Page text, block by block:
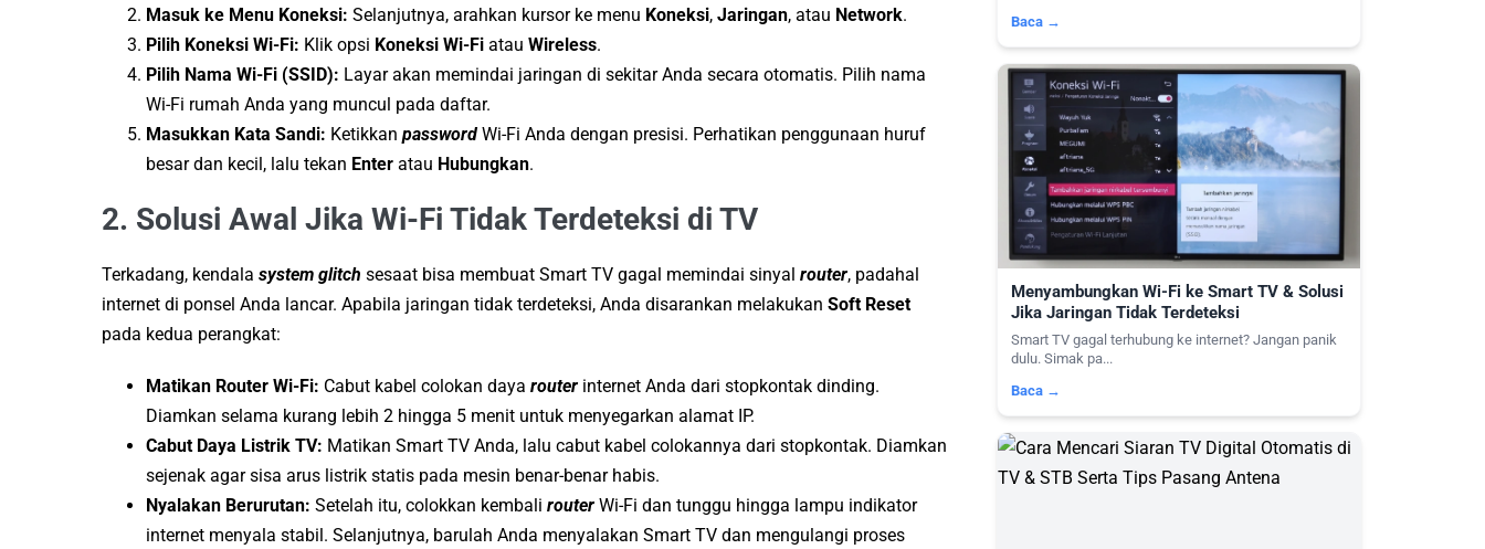
Masuk ke Menu Koneksi: Selanjutnya, arahkan kursor ke menu Koneksi, Jaringan, atau Network.
Pilih Koneksi Wi-Fi: Klik opsi Koneksi Wi-Fi atau Wireless.
Pilih Nama Wi-Fi (SSID): Layar akan memindai jaringan di sekitar Anda secara otomatis. Pilih nama
Wi-Fi rumah Anda yang muncul pada daftar.
Masukkan Kata Sandi: Ketikkan password Wi-Fi Anda dengan presisi. Perhatikan penggunaan huruf
besar dan kecil, lalu tekan Enter atau Hubungkan.
2. Solusi Awal Jika Wi-Fi Tidak Terdeteksi di TV
Terkadang, kendala system glitch sesaat bisa membuat Smart TV gagal memindai sinyal router, padahal
internet di ponsel Anda lancar. Apabila jaringan tidak terdeteksi, Anda disarankan melakukan Soft Reset
pada kedua perangkat:
Matikan Router Wi-Fi: Cabut kabel colokan daya router internet Anda dari stopkontak dinding.
Diamkan selama kurang lebih 2 hingga 5 menit untuk menyegarkan alamat IP.
Cabut Daya Listrik TV: Matikan Smart TV Anda, lalu cabut kabel colokannya dari stopkontak. Diamkan
sejenak agar sisa arus listrik statis pada mesin benar-benar habis.
Nyalakan Berurutan: Setelah itu, colokkan kembali router Wi-Fi dan tunggu hingga lampu indikator
internet menyala stabil. Selanjutnya, barulah Anda menyalakan Smart TV dan mengulangi proses
Baca →
Menyambungkan Wi-Fi ke Smart TV & Solusi
Jika Jaringan Tidak Terdeteksi
Smart TV gagal terhubung ke internet? Jangan panik
dulu. Simak pa...
Baca →